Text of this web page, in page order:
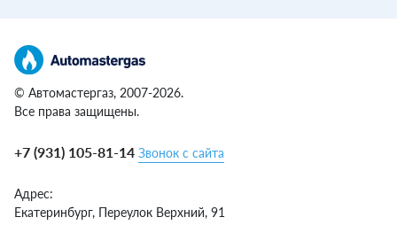
© Автомастергаз, 2007-2026.
Все права защищены.
+7 (931) 105-81-14 Звонок с сайта
Адрес:
Екатеринбург, Переулок Верхний, 91